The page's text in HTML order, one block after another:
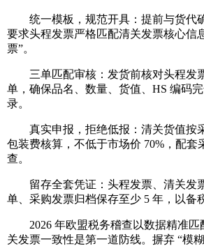
统一模板，规范开具：提前与货代确
要求头程发票严格匹配清关发票核心信
票”。
三单匹配审核：发货前核对头程发
单，确保品名、数量、货值、HS 编码
录。
真实申报，拒绝低报：清关货值按
包装费核算，不低于市场价 70%，配套
查。
留存全套凭证：头程发票、清关发
单、采购发票归档保存至少 5 年，以备
2026 年欧盟税务稽查以数据精准匹
关发票一致性是第一道防线。摒弃 “模